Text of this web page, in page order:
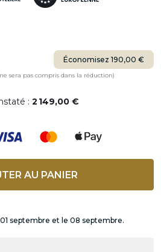
Économisez 190,00 €
sera pas compris dans la réduction)
: 2 149,00 €
AU PANIER
septembre et le 08 septembre.